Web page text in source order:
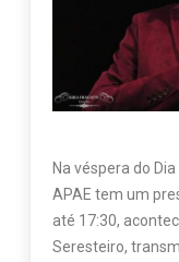
Na véspera do
APAE tem um
até 17:30,
Seresteiro,